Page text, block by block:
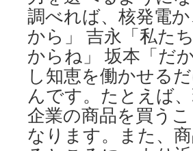
調べれば、核発電
から」 吉永「私た
からね」 坂本「だ
し知恵を働かせる
んです。たとえば
企業の商品を買う
なります。また、